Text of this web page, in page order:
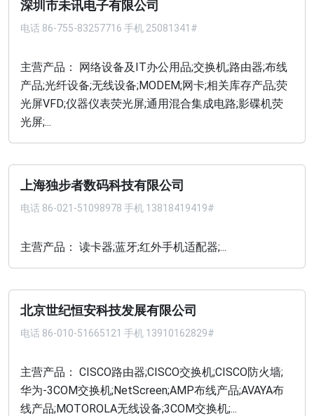
深圳市未讯电子有限公司
电话 86-755-83257716 手机 25081341#
主营产品： 网络设备及IT办公用品;交换机;路由器;布线
产品;光纤设备;无线设备;MODEM;网卡;相关库存产品;荧
光屏VFD;仪器仪表荧光屏;通用混合集成电路;影碟机荧
光屏;...
上海独步者数码科技有限公司
电话 86-021-51098978 手机 13818419419#
主营产品： 读卡器;蓝牙;红外手机适配器;...
北京世纪恒安科技发展有限公司
电话 86-010-51665121 手机 13910162829#
主营产品： CISCO路由器;CISCO交换机;CISCO防火墙;
华为-3COM交换机;NetScreen;AMP布线产品;AVAYA布
线产品;MOTOROLA无线设备;3COM交换机;...